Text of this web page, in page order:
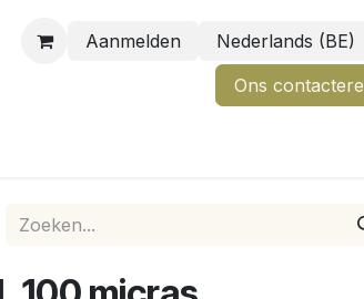
Aanmelden
Nederlands (BE)
Ons contactere